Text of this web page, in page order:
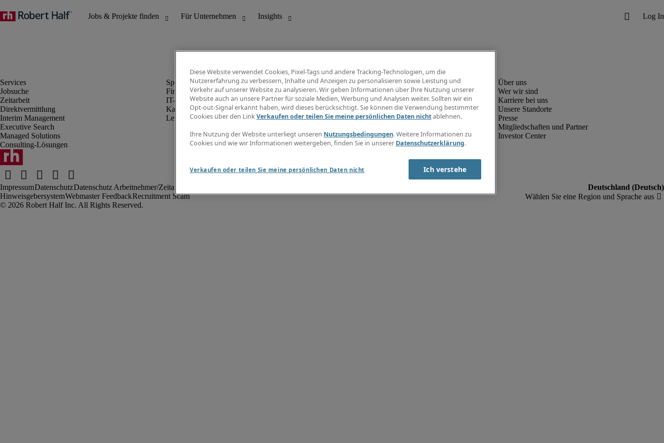
Jobsuche
Zeitarbeit
Direktvermittlung
Interim Management
Executive Search
Managed Solutions
Consulting-Lösungen
Finanz- & Rechnungswesen
IT-Bereich
Kaufmännischer Bereich
Legal
Info Center
Jobübersicht
Gehaltsübersicht
E-Learning
Wer wir sind
Karriere bei uns
Unsere Standorte
Presse
Mitgliedschaften und Partner
Investor Center
ImpressumDatenschutzDatenschutz Arbeitnehmer/Zeitarbeitskräfte
HinweisgebersystemWebmaster FeedbackRecruitment Scam
Diese Website verwendet Cookies, Pixel-Tags und andere Tracking-Technologien, um die
Nutzererfahrung zu verbessern, Inhalte und Anzeigen zu personalisieren sowie Leistung und
Verkehr auf unserer Website zu analysieren. Wir geben Informationen über Ihre Nutzung unserer
Website auch an unsere Partner für soziale Medien, Werbung und Analysen weiter. Sollten wir ein
Opt-out-Signal erkannt haben, wird dieses berücksichtigt. Sie können die Verwendung bestimmter
Cookies über den LinkVerkaufen oder teilen Sie meine persönlichen Daten nichtablehnen.
Ihre Nutzung der Website unterliegt unseren Nutzungsbedingungen. Weitere Informationen zu
Cookies und wie wir Informationen weitergeben, finden Sie in unserer Datenschutzerklärung.
Verkaufen oder teilen Sie meine persönlichen Daten nicht Ich verstehe